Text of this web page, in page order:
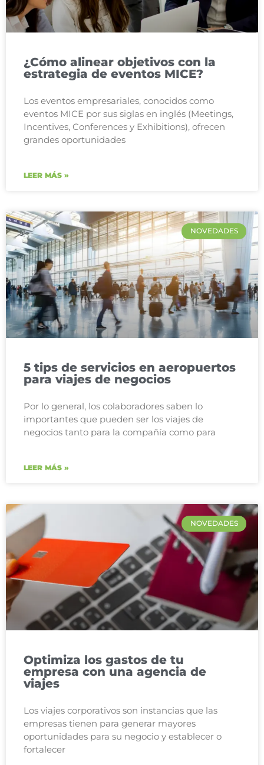
¿Cómo alinear objetivos con la
estrategia de eventos MICE?
Los eventos empresariales, conocidos como
eventos MICE por sus siglas en inglés (Meetings,
Incentives, Conferences y Exhibitions), ofrecen
grandes oportunidades
LEER MÁS »
NOVEDADES
5 tips de servicios en aeropuertos
para viajes de negocios
Por lo general, los colaboradores saben lo
importantes que pueden ser los viajes de
negocios tanto para la compañía como para
LEER MÁS »
NOVEDADES
Optimiza los gastos de tu
empresa con una agencia de
viajes
Los viajes corporativos son instancias que las
empresas tienen para generar mayores
oportunidades para su negocio y establecer o
fortalecer